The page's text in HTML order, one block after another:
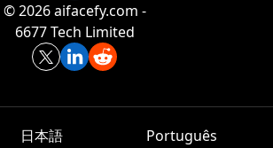
©️ 2026 aifacefy.com -
6677 Tech Limited
日本語 Português